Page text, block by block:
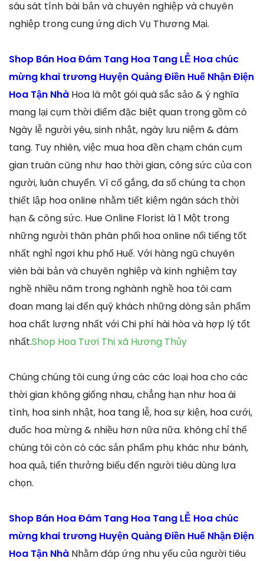
sâu sát tính bài bản và chuyên nghiệp và chuyên
nghiệp trong cung ứng dịch Vụ Thương Mại.
Shop Bán Hoa Đám Tang Hoa Tang LỄ Hoa chúc
mừng khai trương Huyện Quảng Điền Huế Nhận Điện
Hoa Tận Nhà Hoa là một gói quà sắc sảo & ý nghĩa
mang lại cụm thời điểm đặc biệt quan trọng gồm có
Ngày lễ người yêu, sinh nhật, ngày lưu niệm & đám
tang. Tuy nhiên, việc mua hoa đền chạm chán cụm
gian truân cũng như hao thời gian, công sức của con
người, luân chuyển. Vì cố gắng, đa số chúng ta chọn
thiết lập hoa online nhằm tiết kiệm ngân sách thời
hạn & công sức. Hue Online Florist là 1 Một trong
những người thân phân phối hoa online nổi tiếng tốt
nhất nghỉ ngơi khu phố Huế. Với hàng ngũ chuyên
viên bài bản và chuyên nghiệp và kinh nghiệm tay
nghề nhiều năm trong nghành nghề hoa tôi cam
đoan mang lại đến quý khách những dòng sản phẩm
hoa chất lượng nhất với Chi phí hài hòa và hợp lý tốt
nhất.Shop Hoa Tươi Thị xã Hương Thủy
Chúng chúng tôi cung ứng các các loại hoa cho các
thời gian không giống nhau, chẳng hạn như hoa ái
tình, hoa sinh nhật, hoa tang lễ, hoa sự kiện, hoa cưới,
đuốc hoa mừng & nhiều hơn nữa nữa. không chỉ thế
chúng tôi còn có các sản phẩm phụ khác như bánh,
hoa quả, tiến thưởng biếu đến người tiêu dùng lựa
chọn.
Shop Bán Hoa Đám Tang Hoa Tang LỄ Hoa chúc
mừng khai trương Huyện Quảng Điền Huế Nhận Điện
Hoa Tận Nhà Nhằm đáp ứng nhu yếu của người tiêu